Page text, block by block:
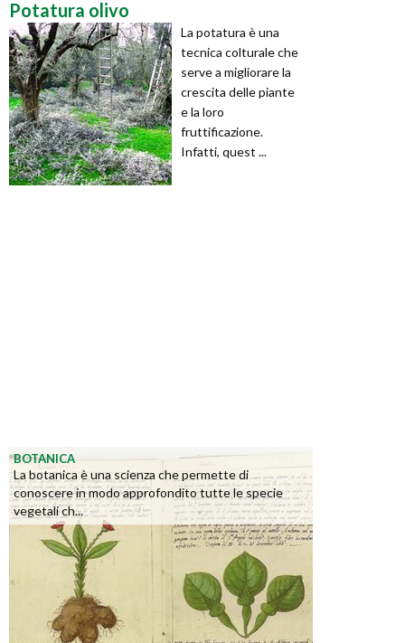
Potatura olivo
La potatura è una
tecnica colturale che
serve a migliorare la
crescita delle piante
e la loro
fruttificazione.
Infatti, quest ...
BOTANICA
La botanica è una scienza che permette di
conoscere in modo approfondito tutte le specie
vegetali ch...